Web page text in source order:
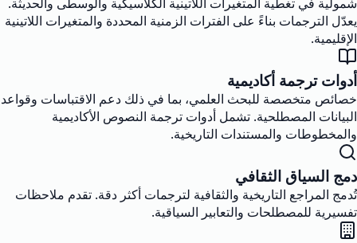
يعدّل الترجمات بناءً على الفترات الزمنية المحددة والمتغيرات اللاتينية
الإقليمية.
أدوات ترجمة أكاديمية
خصائص متخصصة للبحث العلمي، بما في ذلك دعم الاقتباسات وقواعد
البيانات المصطلحية. تشمل أدوات ترجمة النصوص الأكاديمية
والمخطوطات والمستندات التاريخية.
دمج السياق الثقافي
تُدمج المراجع التاريخية والثقافية لترجمات أكثر دقة. تقدم ملاحظات
تفسيرية للمصطلحات والتعابير السياقية.